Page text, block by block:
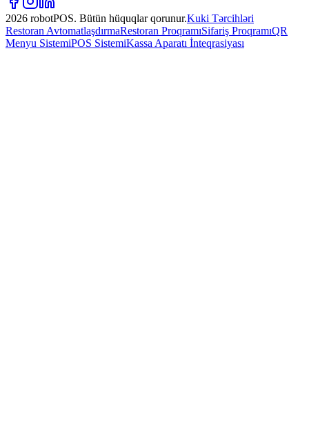
2026 robotPOS. Bütün hüquqlar qorunur.Kuki Tərcihləri
Restoran AvtomatlaşdırmaRestoran ProqramıSifariş ProqramıQR
Menyu SistemiPOS SistemiKassa Aparatı İnteqrasiyası